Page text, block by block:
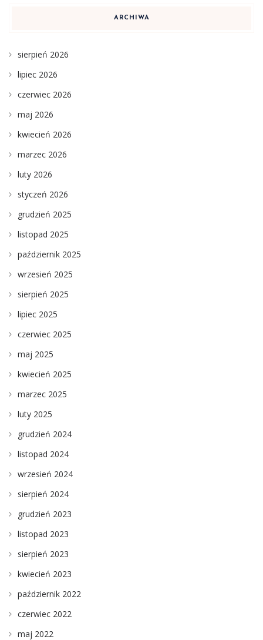
ARCHIWA
sierpień 2026
lipiec 2026
czerwiec 2026
maj 2026
kwiecień 2026
marzec 2026
luty 2026
styczeń 2026
grudzień 2025
listopad 2025
październik 2025
wrzesień 2025
sierpień 2025
lipiec 2025
czerwiec 2025
maj 2025
kwiecień 2025
marzec 2025
luty 2025
grudzień 2024
listopad 2024
wrzesień 2024
sierpień 2024
grudzień 2023
listopad 2023
sierpień 2023
kwiecień 2023
październik 2022
czerwiec 2022
maj 2022